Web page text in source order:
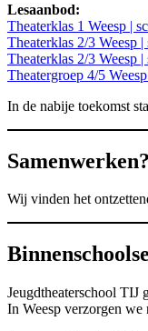
Lesaanbod:
Theaterklas 1 Weesp |
Theaterklas 2/3 Weesp
Theaterklas 2/3 Weesp
Theatergroep 4/5
In de nabije toekomst
Samenwerken?
Wij vinden het
Jeugdtheaterschool TIJ
In Weesp verzorgen we